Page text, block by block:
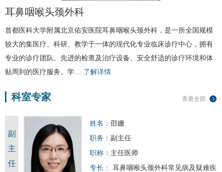
耳鼻咽喉头颈外科
首都医科大学附属北京佑安医院耳鼻咽喉头颈外科，是一所全国规模
较大的集医疗、科研、教学于一体的现代化专业临床诊疗中心，拥有
专业的诊疗团队、先进的检查及治疗设备、安全舒适的诊疗环境和体
贴周到的医疗服务。学… 了解详情
查看全部
科室专家
副
主
任
姓名： 邵姗
职务： 副主任
职称： 主任医师
专长：
耳鼻咽喉头颈外科常见病及疑难疾